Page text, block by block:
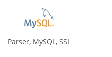
Parser, MySQL, SSI